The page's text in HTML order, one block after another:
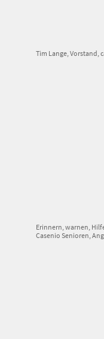
Tim Lange, Vorstand,
Erinnern, warnen,
Casenio Senioren,